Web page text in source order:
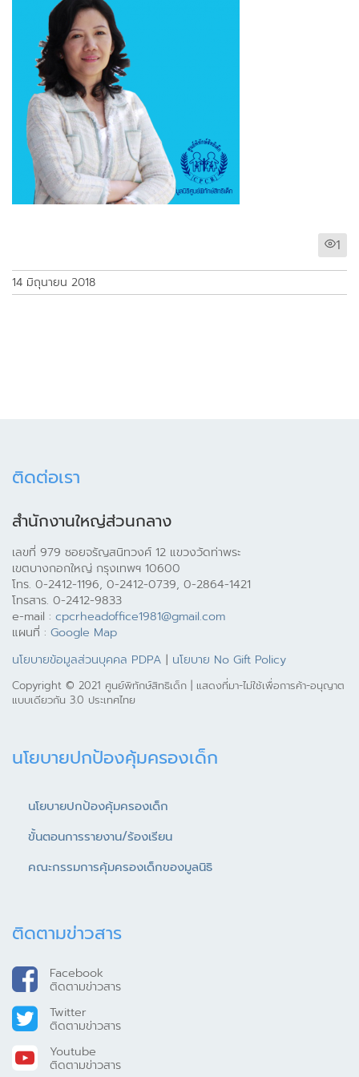
1
14 มิถุนายน 2018
ติดต่อเรา
สำนักงานใหญ่ส่วนกลาง
เลขที่ 979 ซอยจรัญสนิทวงศ์ 12 แขวงวัดท่าพระ
เขตบางกอกใหญ่ กรุงเทพฯ 10600
โทร. 0-2412-1196, 0-2412-0739, 0-2864-1421
โทรสาร. 0-2412-9833
e-mail : cpcrheadoffice1981@gmail.com
แผนที่ : Google Map
นโยบายข้อมูลส่วนบุคคล PDPA | นโยบาย No Gift Policy
Copyright © 2021 ศูนย์พิทักษ์สิทธิเด็ก | แสดงที่มา-ไม่ใช้เพื่อการค้า-อนุญาต
แบบเดียวกัน 3.0 ประเทศไทย
นโยบายปกป้องคุ้มครองเด็ก
นโยบายปกป้องคุ้มครองเด็ก
ขั้นตอนการรายงาน/ร้องเรียน
คณะกรรมการคุ้มครองเด็กของมูลนิธิ
ติดตามข่าวสาร
Facebook
ติดตามข่าวสาร
Twitter
ติดตามข่าวสาร
Youtube
ติดตามข่าวสาร